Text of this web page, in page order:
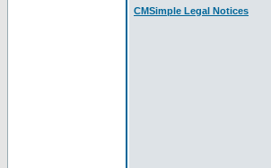
CMSimple Legal Notices